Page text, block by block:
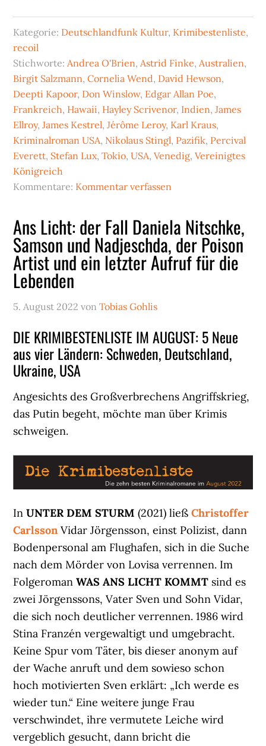
Kategorie: Deutschlandfunk Kultur, Krimibestenliste,
recoil
Stichworte: Andrea O'Brien, Astrid Finke, Australien,
Birgit Salzmann,Cornelia Wend, David Hewson,
Deepti Kapoor, Don Winslow, Edgar Allan Poe,
Frankreich, Hawaii, Hayley Scrivenor, Indien,James
Ellroy,James Kestrel,Jérôme Leroy, Karl Kraus,
Kriminalroman USA, Nikolaus Stingl, Pazifik, Percival
Everett, Stefan Lux,Tokio,USA,Venedig,Vereinigtes
Königreich
Kommentare: Kommentar verfassen
Ans Licht: der Fall Daniela Nitschke,
Samson und Nadjeschda, der Poison
Artist und ein letzter Aufruf für die
Lebenden
5. August 2022 vonTobias Gohlis
DIE KRIMIBESTENLISTE IM AUGUST: 5 Neue
aus vier Ländern: Schweden, Deutschland,
Ukraine, USA
Angesichts des Großverbrechens Angriffskrieg,
das Putin begeht, möchte man über Krimis
schweigen.
InUNTER DEM STURM (2021) ließChristoffer
CarlssonVidar Jörgensson, einst Polizist, dann
Bodenpersonal am Flughafen, sich in die Suche
nach dem Mörder von Lovisa verrennen. Im
FolgeromanWAS ANS LICHT KOMMT sind es
zwei Jörgenssons, Vater Sven und Sohn Vidar,
die sich noch deutlicher verrennen. 1986 wird
Stina Franzén vergewaltigt und umgebracht.
Keine Spur vom Täter, bis dieser anonym auf
der Wache anruft und dem sowieso schon
hoch motivierten Sven erklärt: „Ich werde es
wieder tun.“ Eine weitere junge Frau
verschwindet, ihre vermutete Leiche wird
vergeblich gesucht, dann bricht die